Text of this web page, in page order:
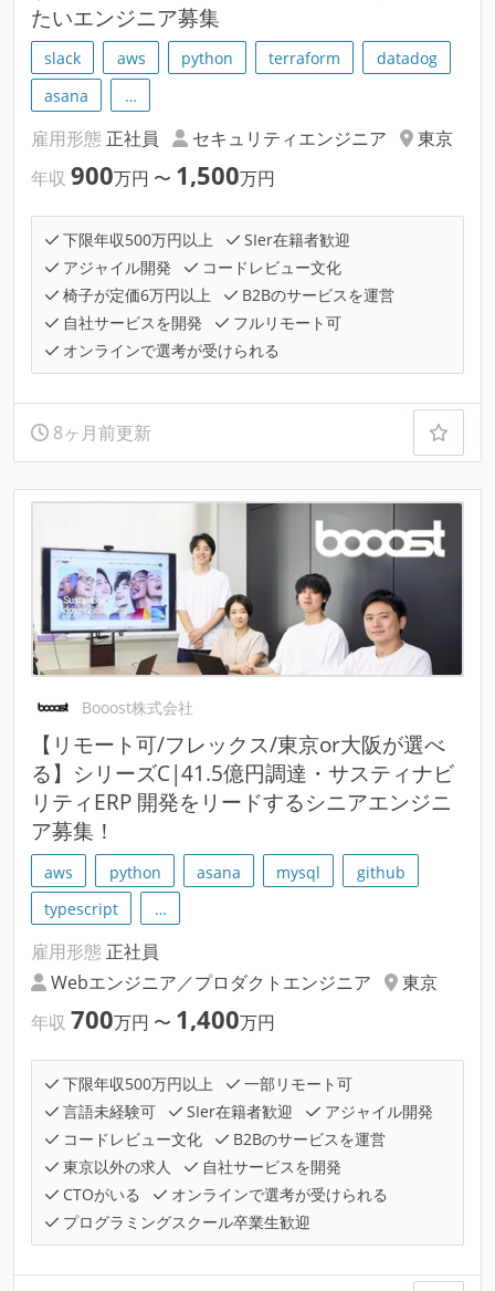
たいエンジニア募集
slack aws python terraform
datadog
asana
…
雇用形態 正社員 セキュリティエンジニア
東京
年収 900万円 〜 1,500万円
下限年収500万円以上
SIer在籍者歓迎
アジャイル開発
コードレビュー文化
椅子が定価6万円以上
B2Bのサービスを運営
自社サービスを開発
フルリモート可
オンラインで選考が受けられる
8ヶ月前更新
Booost株式会社
【リモート可/フレックス/東京or大阪が選べ
る】シリーズC|41.5億円調達・サスティナビ
リティERP 開発をリードするシニアエンジニ
ア募集！
aws python asana mysql
github
typescript
…
雇用形態 正社員
Webエンジニア／プロダクトエンジニア
東京
年収 700万円 〜 1,400万円
下限年収500万円以上
一部リモート可
言語未経験可
SIer在籍者歓迎
アジャイル開発
コードレビュー文化
B2Bのサービスを運営
東京以外の求人
自社サービスを開発
CTOがいる
オンラインで選考が受けられる
プログラミングスクール卒業生歓迎